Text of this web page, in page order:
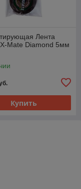
Лента
Mate Diamond 5мм
Купить